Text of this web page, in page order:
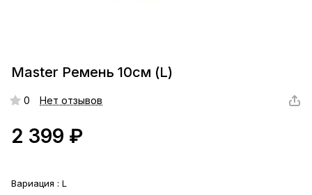
Master Ремень 10см (L)
0 Нет отзывов
2 399 ₽
Вариация : L